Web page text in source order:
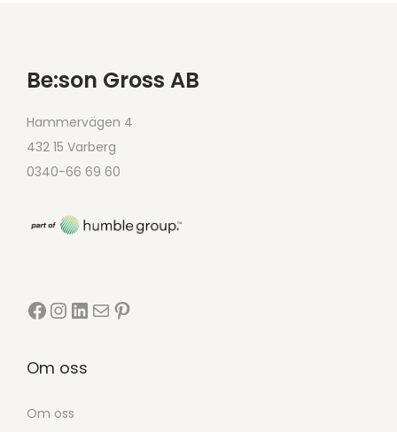
Be:son Gross AB
Hammervägen 4
432 15 Varberg
0340-66 69 60
Om oss
Om oss